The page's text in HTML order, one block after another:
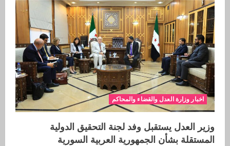
اخبار وزارة العدل والقضاء والمحاكم
وزير العدل يستقبل وفد لجنة التحقيق الدولية
المستقلة بشأن الجمهورية العربية السورية